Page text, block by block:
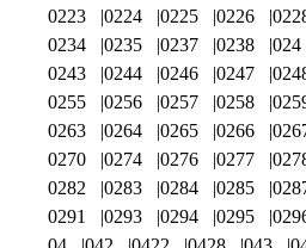
0223
0224 0225 0226
0234
0235 0237 0238 024
0243
0244 0246 0247
0255
0256 0257 0258
0263
0264 0265 0266
0270
0274 0276 0277
0282
0283 0284 0285
0291
0293 0294 0295